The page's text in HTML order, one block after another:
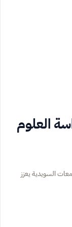
العلوم
السويدية يعزز